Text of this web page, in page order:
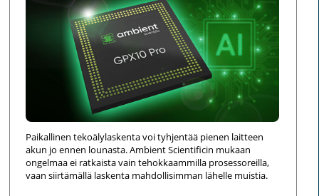
Paikallinen tekoälylaskenta voi tyhjentää pienen laitteen
akun jo ennen lounasta. Ambient Scientificin mukaan
ongelmaa ei ratkaista vain tehokkaammilla prosessoreilla,
vaan siirtämällä laskenta mahdollisimman lähelle muistia.